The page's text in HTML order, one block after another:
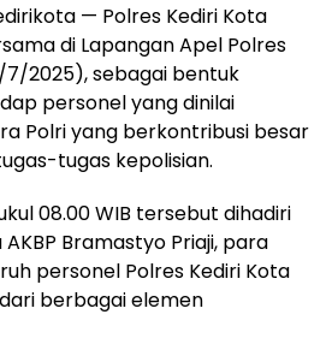
— Polres Kediri Kota
di Lapangan Apel Polres
7/2025), sebagai bentuk
personel yang dinilai
Polri yang berkontribusi besar
tugas kepolisian.
08.00 WIB tersebut dihadiri
Bramastyo Priaji, para
personel Polres Kediri Kota
berbagai elemen